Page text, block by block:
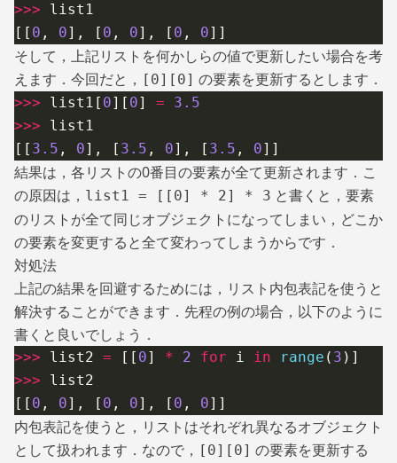
>>> list1
[[ 0 , 0], [ 0 , 0], [ 0 , 0]]
そして，上記リストを何かしらの値で更新したい場合を考
えます．今回だと， [0][0] の要素を更新するとします．
>>> list1[ 0][ 0] = 3.5
>>> list1
[[ 3.5 , 0], [ 3.5 , 0], [ 3.5 , 0]]
結果は，各リストの0番目の要素が全て更新されます．こ
の原因は， list1 = [[0] * 2] * 3 と書くと，要素
のリストが全て同じオブジェクトになってしまい，どこか
の要素を変更すると全て変わってしまうからです．
対処法
上記の結果を回避するためには，リスト内包表記を使うと
解決することができます．先程の例の場合，以下のように
書くと良いでしょう．
>>> list2 = [[ 0] * 2 for i in range ( 3 )]
>>> list2
[[ 0 , 0], [ 0 , 0], [ 0 , 0]]
内包表記を使うと，リストはそれぞれ異なるオブジェクト
として扱われます．なので， [0][0] の要素を更新する